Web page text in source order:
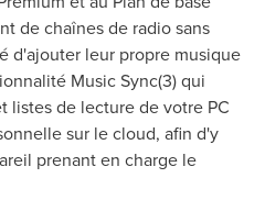
de chaînes de radio sans
d'ajouter leur propre musique
Music Sync(3) qui
listes de lecture de votre PC
sur le cloud, afin d'y
prenant en charge le